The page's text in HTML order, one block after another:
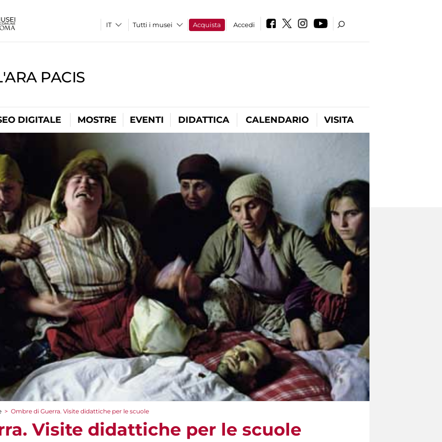
Tutti i musei Acquista Accedi
PACIS
DIGITALE MOSTRE EVENTI DIDATTICA CALENDARIO VISITA
> Ombre di Guerra. Visite didattiche per le scuole
Visite didattiche per le scuole